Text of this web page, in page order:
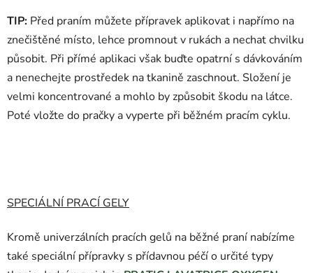
TIP: Před praním můžete přípravek aplikovat i napřímo na
znečištěné místo, lehce promnout v rukách a nechat chvilku
působit. Při přímé aplikaci však buďte opatrní s dávkováním
a nenechejte prostředek na tkanině zaschnout. Složení je
velmi koncentrované a mohlo by způsobit škodu na látce.
Poté vložte do pračky a vyperte při běžném pracím cyklu.
SPECIÁLNÍ PRACÍ GELY
Kromě univerzálních pracích gelů na běžné praní nabízíme
také speciální přípravky s přídavnou péčí o určité typy